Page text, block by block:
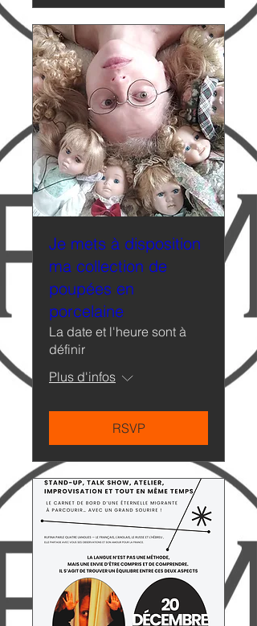
Je mets à disposition
ma collection de
poupées en
porcelaine
La date et l'heure sont à
définir
Plus d'infos
RSVP